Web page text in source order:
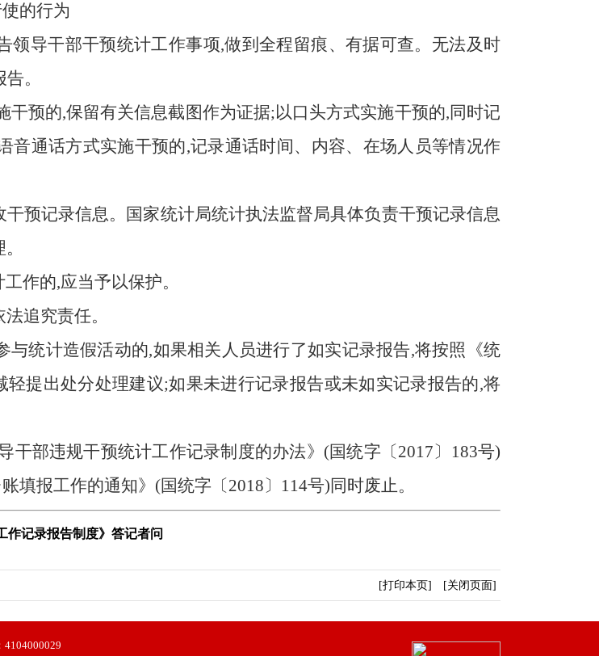
的行为
领导干部干预统计工作事项,做到全程留痕、有据可查。无法及时
。
预的,保留有关信息截图作为证据;以口头方式实施干预的,同时记
音通话方式实施干预的,记录通话时间、内容、在场人员等情况作
预记录信息。国家统计局统计执法监督局具体负责干预记录信息
作的,应当予以保护。
追究责任。
与统计造假活动的,如果相关人员进行了如实记录报告,将按照《统
提出处分处理建议;如果未进行记录报告或未如实记录报告的,将
干部违规干预统计工作记录制度的办法》(国统字〔2017〕183号)
报工作的通知》(国统字〔2018〕114号)同时废止。
作记录报告制度》答记者问
[打印本页] [关闭页面]
4104000029